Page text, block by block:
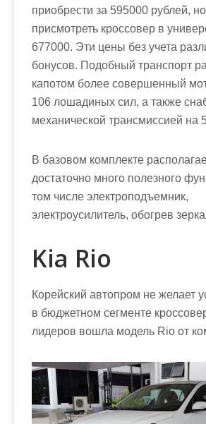
приобрести за 595000 рублей,
присмотреть кроссовер в
677000. Эти цены без учета
бонусов. Подобный транспорт
капотом более совершенный
106 лошадиных сил, а также
механической трансмиссией на
В базовом комплекте
достаточно много полезного
том числе электроподъемник,
электроусилитель, обогрев
Kia Rio
Корейский автопром не желает
в бюджетном сегменте
лидеров вошла модель Rio от